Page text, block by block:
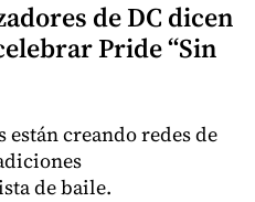
de DC dicen
Pride “Sin
están creando redes de
de baile.